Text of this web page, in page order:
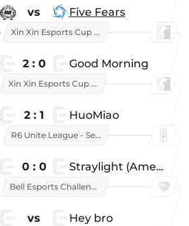
vs Five Fears
Xin Xin Esports Cup 2025
2 : 0 Good Morning
Xin Xin Esports Cup 2026
2 : 1 HuoMiao
R6 Unite League - Season 1
0 : 0 Straylight (American team)
Bell Esports Challenge 2026
vs Hey bro